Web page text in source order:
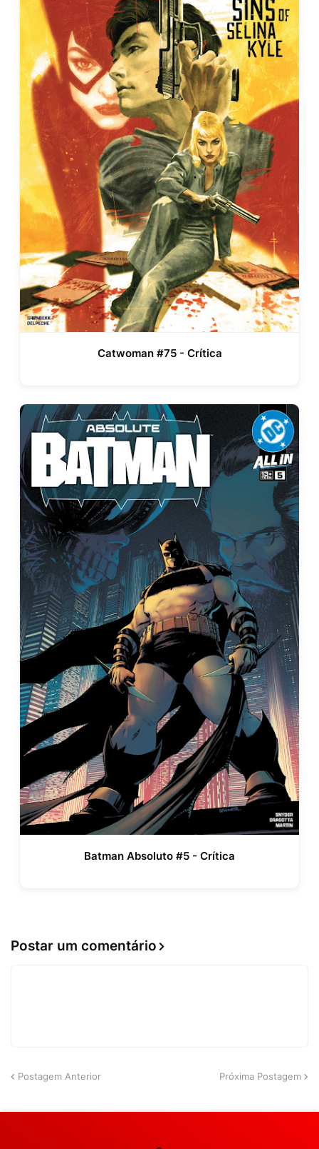
Catwoman #75 - Crítica
Batman Absoluto #5 - Crítica
Postar um comentário
Postagem Anterior Próxima Postagem